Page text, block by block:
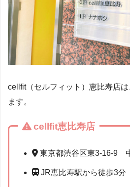
cellfit（セルフィット）恵比寿店
ます。
cellfit恵比寿店
東京都渋谷区東3-16-9
JR恵比寿駅から徒歩3分